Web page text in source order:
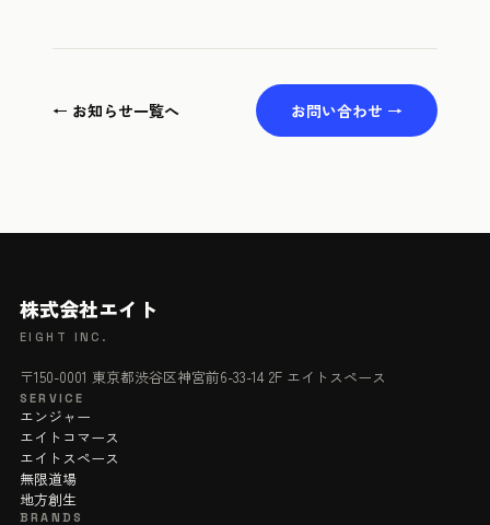
← お知らせ一覧へ お問い合わせ →
株式会社エイト
EIGHT INC.
〒150-0001 東京都渋谷区神宮前6-33-14 2F エイトスペース
SERVICE
エンジャー
エイトコマース
エイトスペース
無限道場
地方創生
BRANDS